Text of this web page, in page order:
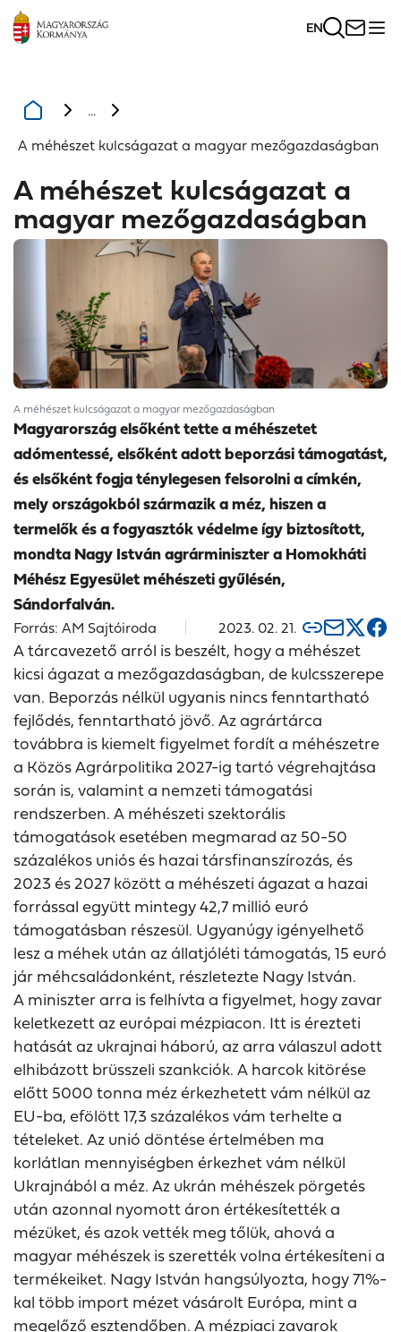
EN
...
A méhészet kulcságazat a magyar mezőgazdaságban
A méhészet kulcságazat a
magyar mezőgazdaságban
A méhészet kulcságazat a magyar mezőgazdaságban
Magyarország elsőként tette a méhészetet
adómentessé, elsőként adott beporzási támogatást,
és elsőként fogja ténylegesen felsorolni a címkén,
mely országokból származik a méz, hiszen a
termelők és a fogyasztók védelme így biztosított,
mondta Nagy István agrárminiszter a Homokháti
Méhész Egyesület méhészeti gyűlésén,
Sándorfalván.
Forrás: AM Sajtóiroda 2023. 02. 21.
A tárcavezető arról is beszélt, hogy a méhészet
kicsi ágazat a mezőgazdaságban, de kulcsszerepe
van. Beporzás nélkül ugyanis nincs fenntartható
fejlődés, fenntartható jövő. Az agrártárca
továbbra is kiemelt figyelmet fordít a méhészetre
a Közös Agrárpolitika 2027-ig tartó végrehajtása
során is, valamint a nemzeti támogatási
rendszerben. A méhészeti szektorális
támogatások esetében megmarad az 50-50
százalékos uniós és hazai társfinanszírozás, és
2023 és 2027 között a méhészeti ágazat a hazai
forrással együtt mintegy 42,7 millió euró
támogatásban részesül. Ugyanúgy igényelhető
lesz a méhek után az állatjóléti támogatás, 15 euró
jár méhcsaládonként, részletezte Nagy István.
A miniszter arra is felhívta a figyelmet, hogy zavar
keletkezett az európai mézpiacon. Itt is érezteti
hatását az ukrajnai háború, az arra válaszul adott
elhibázott brüsszeli szankciók. A harcok kitörése
előtt 5000 tonna méz érkezhetett vám nélkül az
EU-ba, efölött 17,3 százalékos vám terhelte a
tételeket. Az unió döntése értelmében ma
korlátlan mennyiségben érkezhet vám nélkül
Ukrajnából a méz. Az ukrán méhészek pörgetés
után azonnal nyomott áron értékesítették a
mézüket, és azok vették meg tőlük, ahová a
magyar méhészek is szerették volna értékesíteni a
termékeiket. Nagy István hangsúlyozta, hogy 71%-
kal több import mézet vásárolt Európa, mint a
megelőző esztendőben. A mézpiaci zavarok